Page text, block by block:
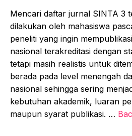
Mencari daftar jurnal SINTA 3
dilakukan oleh mahasiswa
peneliti yang ingin
nasional terakreditasi dengan
tetapi masih realistis untuk
berada pada level menengah
nasional sehingga sering
kebutuhan akademik, luaran
maupun syarat publikasi. …